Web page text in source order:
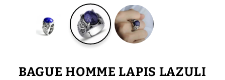
BAGUE HOMME LAPIS LAZULI